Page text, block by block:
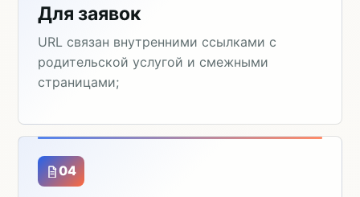
Для заявок
URL связан внутренними ссылками с
родительской услугой и смежными
страницами;
04